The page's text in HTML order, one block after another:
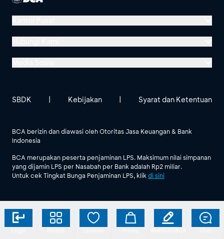
Menara BCA, Grand Indonesia
Jl. MH Thamrin No. 1
Lihat Semua Media Sosial
BCA berizin dan diawasi oleh Otoritas Jasa Keuangan & Bank
Indonesia
BCA merupakan peserta penjaminan LPS. Maksimum nilai simpanan
yang dijamin LPS per Nasabah per Bank adalah Rp2 miliar.
Untuk cek Tingkat Bunga Penjaminan LPS, klik di sini
SBDK | Kebijakan | Syarat dan Ketentuan